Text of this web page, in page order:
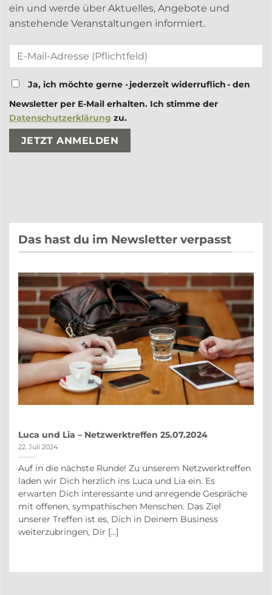
ein und werde über Aktuelles, Angebote und
anstehende Veranstaltungen informiert.
Ja, ich möchte gerne - jederzeit widerruflich - den
Newsletter per E-Mail erhalten. Ich stimme der
Datenschutzerklärung zu.
Bitte lasse dieses Feld leer.
Bitte lasse dieses Feld leer.
Das hast du im Newsletter verpasst
Luca und Lia – Netzwerktreffen 25.07.2024
22. Juli 2024
Auf in die nächste Runde! Zu unserem Netzwerktreffen
laden wir Dich herzlich ins Luca und Lia ein. Es
erwarten Dich interessante und anregende Gespräche
mit offenen, sympathischen Menschen. Das Ziel
unserer Treffen ist es, Dich in Deinem Business
weiterzubringen, Dir [...]